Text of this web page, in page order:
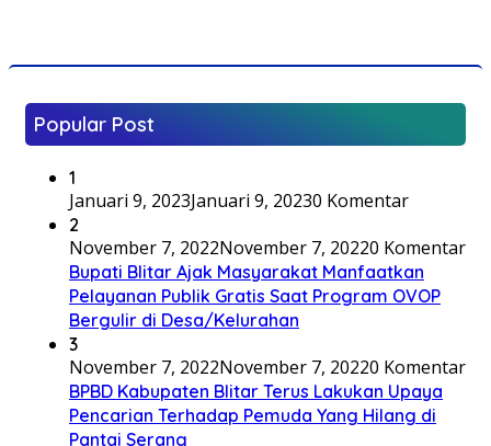
Popular Post
1
Januari 9, 2023Januari 9, 20230 Komentar
2
November 7, 2022November 7, 20220 Komentar
Bupati Blitar Ajak Masyarakat Manfaatkan
Pelayanan Publik Gratis Saat Program OVOP
Bergulir di Desa/Kelurahan
3
November 7, 2022November 7, 20220 Komentar
BPBD Kabupaten Blitar Terus Lakukan Upaya
Pencarian Terhadap Pemuda Yang Hilang di
Pantai Serang